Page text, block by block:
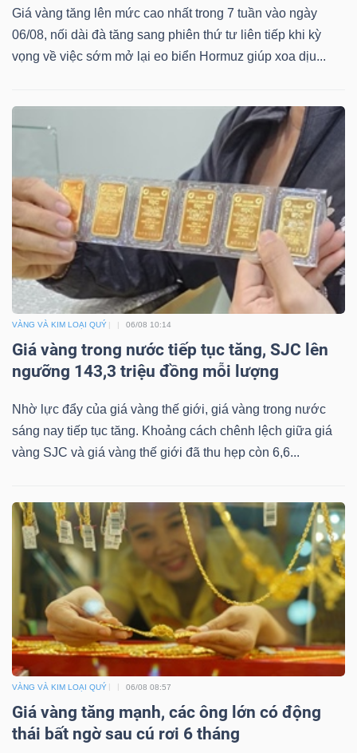
Giá vàng tăng lên mức cao nhất trong 7 tuần vào ngày
06/08, nối dài đà tăng sang phiên thứ tư liên tiếp khi kỳ
vọng về việc sớm mở lại eo biển Hormuz giúp xoa dịu...
VÀNG VÀ KIM LOẠI QUÝ 06/08 10:14
Giá vàng trong nước tiếp tục tăng, SJC lên
ngưỡng 143,3 triệu đồng mỗi lượng
Nhờ lực đẩy của giá vàng thế giới, giá vàng trong nước
sáng nay tiếp tục tăng. Khoảng cách chênh lệch giữa giá
vàng SJC và giá vàng thế giới đã thu hẹp còn 6,6...
VÀNG VÀ KIM LOẠI QUÝ 06/08 08:57
Giá vàng tăng mạnh, các ông lớn có động
thái bất ngờ sau cú rơi 6 tháng
CÔNG
NGHỆ
THÔNG
TIN
TRUYỀN
THÔNG
TIỆN
ÍCH
BẤT
SẢN
Mã